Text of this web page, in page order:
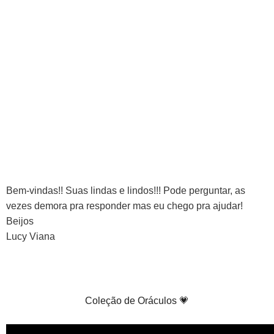
Bem-vindas!! Suas lindas e lindos!!! Pode perguntar, as
vezes demora pra responder mas eu chego pra ajudar!
Beijos
Lucy Viana
Coleção de Oráculos 💗